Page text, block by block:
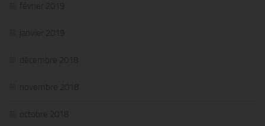
février 2019
janvier 2019
décembre 2018
novembre 2018
octobre 2018